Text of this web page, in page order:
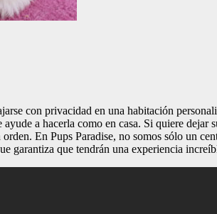
con privacidad en una habitación
a hacerla como en casa. Si quiere dejar
En Pups Paradise, no somos sólo un
garantiza que tendrán una experiencia